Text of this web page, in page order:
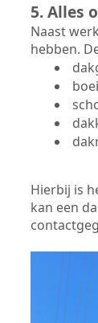
5. Alles
Naast
hebben.
Hierbij is
kan een